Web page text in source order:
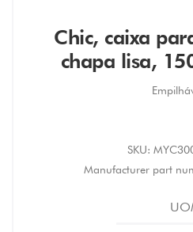
Chic, caixa
chapa lisa,
SKU:
Manufacturer part